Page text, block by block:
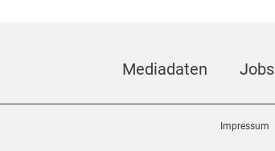
Mediadaten Jobs
Impressum